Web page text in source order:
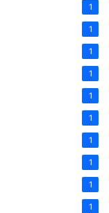
1
1
1
1
1
1
1
1
1
1